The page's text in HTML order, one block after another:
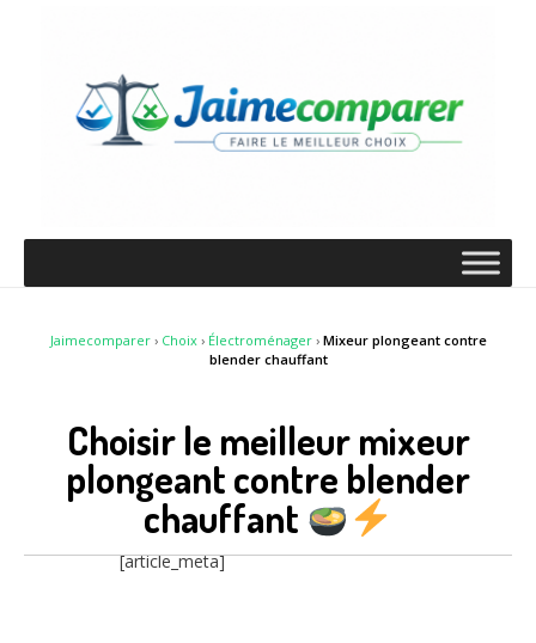
Jaimecomparer› Choix› Électroménager› Mixeur plongeant contre
blender chauffant
Choisir le meilleur mixeur
plongeant contre blender
chauffant
[article_meta]